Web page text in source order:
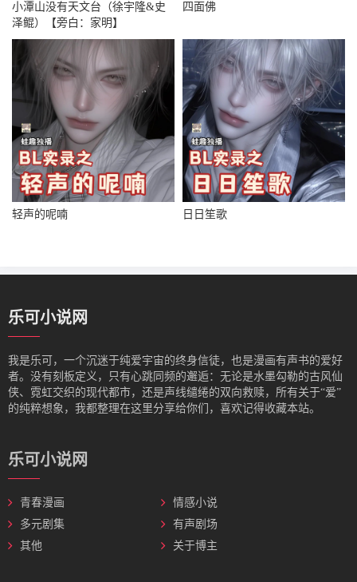
小潭山没有天文台（徐宇隆&史
泽鲲）【旁白：家明】
四面佛
轻声的呢喃 日日笙歌
乐可小说网
我是‌乐可，一个沉迷于纯爱宇宙的终身信徒，也是漫画有声书的爱好
者。没有刻板定义，只有心跳同频的邂逅：无论是水墨勾勒的古风仙
侠、霓虹交织的现代都市，还是声线缱绻的双向救赎，所有关于“爱”
的纯粹想象，我都整理在这里分享给你们，喜欢记得收藏本站。
乐可小说网
青春漫画
情感小说
多元剧集
有声剧场
其他
关于博主